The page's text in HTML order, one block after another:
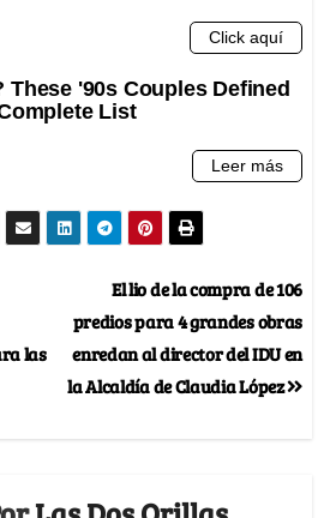
El lio de la compra de 106
predios para 4 grandes obras
enredan al director del IDU en
la Alcaldía de Claudia López
las